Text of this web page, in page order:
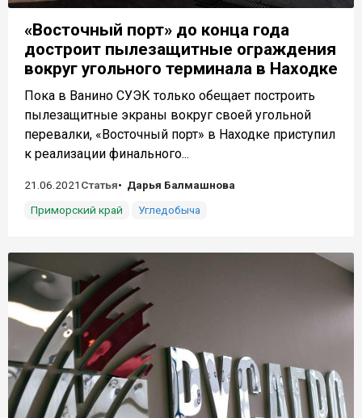
«Восточный порт» до конца года
достроит пылезащитные ограждения
вокруг угольного терминала в Находке
Пока в Ванино СУЭК только обещает построить
пылезащитные экраны вокруг своей угольной
перевалки, «Восточный порт» в Находке приступил
к реализации финального...
21.06.2021 Статья
Дарья Балмашнова
Приморский край
Угледобыча